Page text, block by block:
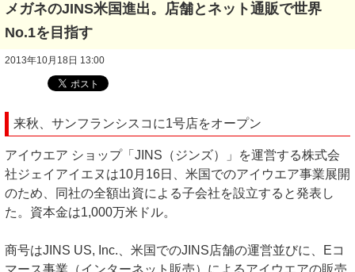
メガネのJINS米国進出。店舗とネット通販で世界
No.1を目指す
2013年10月18日 13:00
来秋、サンフランシスコに1号店をオープン
アイウエア ショップ「JINS（ジンズ）」を運営する株式会
社ジェイアイエヌは10月16日、米国でのアイウエア事業展開
のため、同社の全額出資による子会社を設立すると発表し
た。資本金は1,000万米ドル。
商号はJINS US, Inc.、米国でのJINS店舗の運営並びに、Eコ
マース事業（インターネット販売）によるアイウエアの販売